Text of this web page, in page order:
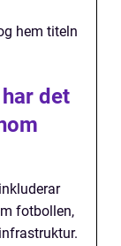
hem titeln
det
fotbollen,